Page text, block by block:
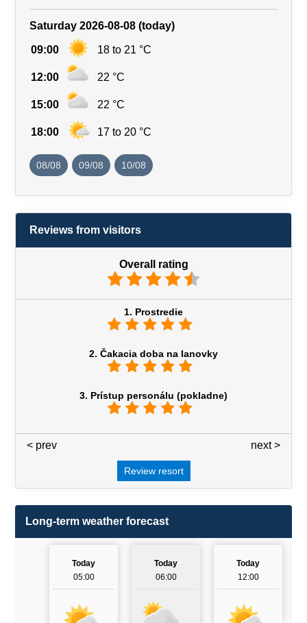
Saturday 2026-08-08 (today)
09:00 18 to 21 °C
12:00 22 °C
15:00 22 °C
18:00 17 to 20 °C
08/08 09/08 10/08
Reviews from visitors
Overall rating
1. Prostredie
2. Čakacia doba na lanovky
3. Prístup personálu (pokladne)
next >
< prev
Review resort
Long-term weather forecast
Today
05:00
Today
06:00
Today
12:00